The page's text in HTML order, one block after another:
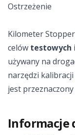
Ostrzeżenie
Kilometer
celów testowych i
używany na
narzędzi
jest
Informacje